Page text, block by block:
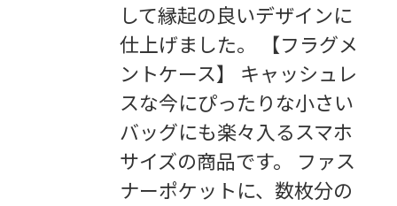
して縁起の良いデザインに
仕上げました。 【フラグメ
ントケース】 キャッシュレ
スな今にぴったりな小さい
バッグにも楽々入るスマホ
サイズの商品です。 ファス
ナーポケットに、数枚分の